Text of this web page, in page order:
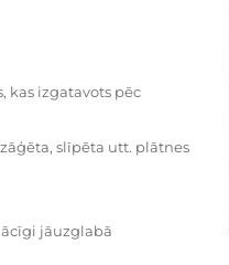
kas izgatavots pēc
slīpēta utt. plātnes
jāuzglabā